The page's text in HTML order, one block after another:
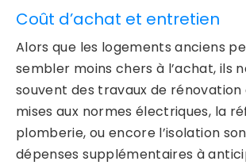
Coût d’achat et entretien
Alors que les logements anciens
sembler moins chers à l’achat, ils
souvent des travaux de rénovation
mises aux normes électriques, la
plomberie, ou encore l’isolation
dépenses supplémentaires à